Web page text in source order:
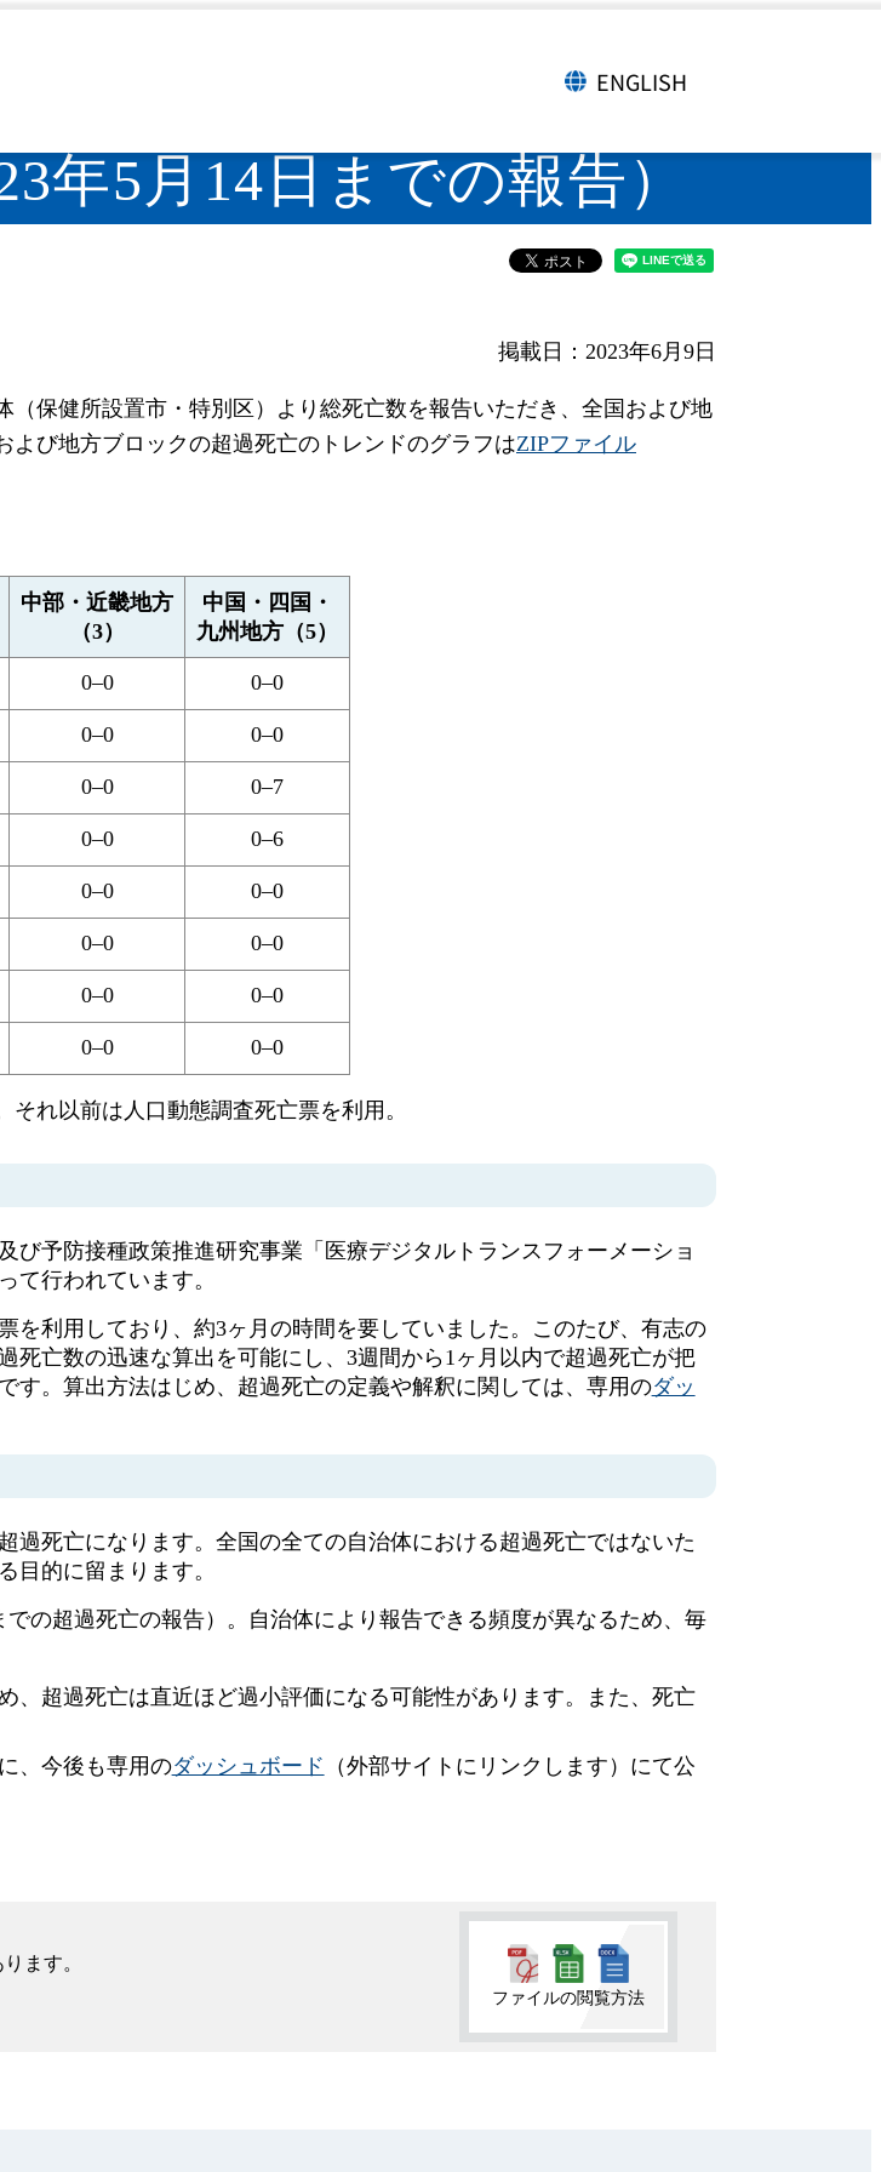
言語切り替え
ENGLISH
年5月14日までの報告）
掲載日：2023年6月9日
保健所設置市・特別区）より総死亡数を報告いただき、全国および地
び地方ブロックの超過死亡のトレンドのグラフはZIPファイル
中部・近畿地方
（3）
中国・四国・
九州地方（5）
0–0 0–0
0–0 0–0
0–0 0–7
0–0 0–6
0–0 0–0
0–0 0–0
0–0 0–0
0–0 0–0
れ以前は人口動態調査死亡票を利用。
予防接種政策推進研究事業「医療デジタルトランスフォーメーショ
て行われています。
利用しており、約3ヶ月の時間を要していました。このたび、有志の
亡数の迅速な算出を可能にし、3週間から1ヶ月以内で超過死亡が把
。算出方法はじめ、超過死亡の定義や解釈に関しては、専用のダッ
死亡になります。全国の全ての自治体における超過死亡ではないた
目的に留まります。
の超過死亡の報告）。自治体により報告できる頻度が異なるため、毎
超過死亡は直近ほど過小評価になる可能性があります。また、死亡
、今後も専用のダッシュボード （外部サイトにリンクします）にて公
ます。
ファイルの閲覧方法